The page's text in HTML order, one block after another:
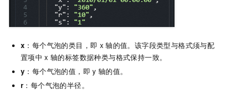
x ：每个气泡的类目，即 x 轴的值。该字段类型与格式须与配
置项中 x 轴的标签数据种类与格式保持一致。
y ：每个气泡的值，即 y 轴的值。
r：每个气泡的半径。